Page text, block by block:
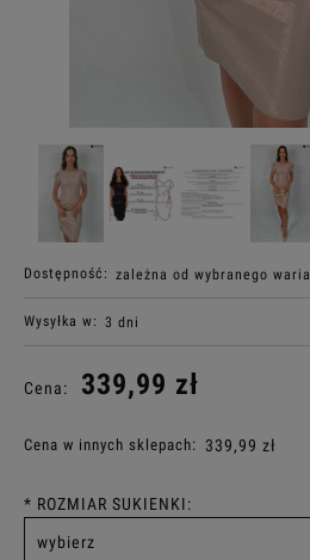
Dostępność: zależna od wybranego
Wysyłka w: 3 dni
Cena: 339,99 zł
Cena w innych sklepach: 339,99 zł
* ROZMIAR SUKIENKI: